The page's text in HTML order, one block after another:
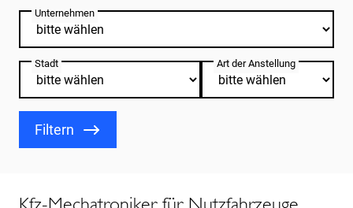
Unternehmen
Stadt Art der Anstellung
Filtern